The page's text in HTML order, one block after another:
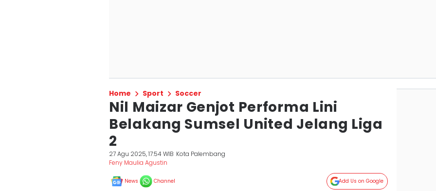
Home Sport Soccer
Nil Maizar Genjot Performa Lini
Belakang Sumsel United Jelang Liga
2
27 Agu 2025, 17:54 WIB Kota Palembang
Feny Maulia Agustin
News Channel Add Us on Google